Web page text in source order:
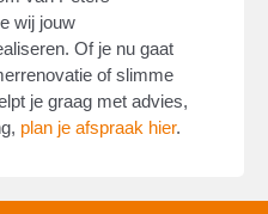
wij jouw
Of je nu gaat
of slimme
je graag met advies,
plan je afspraak hier.